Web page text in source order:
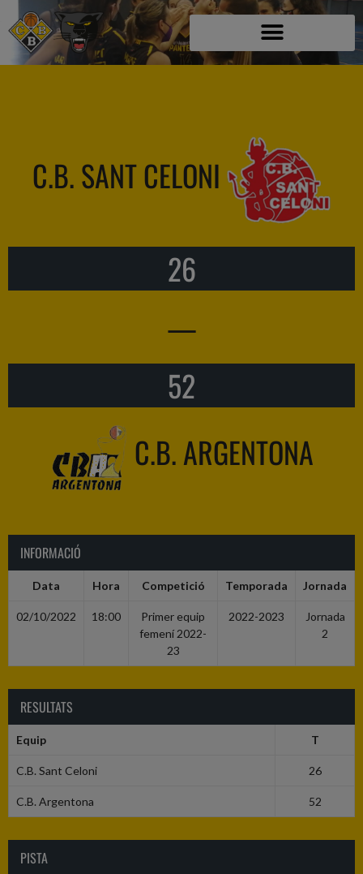
C.B. SANT CELONI
26
—
52
C.B. ARGENTONA
INFORMACIÓ
Data Hora Competició Temporada Jornada
02/10/2022 18:00
Primer equip
femení 2022-
23
2022-2023
Jornada
2
RESULTATS
Equip T
C.B. Sant Celoni 26
C.B. Argentona 52
PISTA